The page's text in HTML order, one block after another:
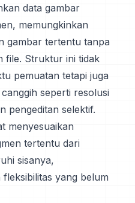
data gambar
memungkinkan
gambar tertentu tanpa
file. Struktur ini tidak
pemuatan tetapi juga
seperti resolusi
pengeditan selektif.
menyesuaikan
tertentu dari
sisanya,
yang belum